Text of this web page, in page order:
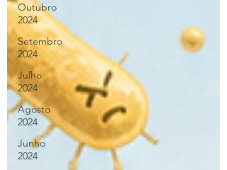
Outubro
2024
Setembro
2024
Julho
2024
Agosto
2024
Junho
2024